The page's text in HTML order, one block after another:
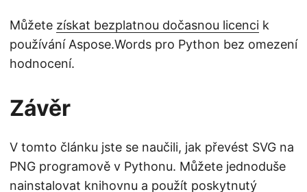
Můžete získat bezplatnou dočasnou licenci k
používání Aspose.Words pro Python bez omezení
hodnocení.
Závěr
V tomto článku jste se naučili, jak převést SVG na
PNG programově v Pythonu. Můžete jednoduše
nainstalovat knihovnu a použít poskytnutý